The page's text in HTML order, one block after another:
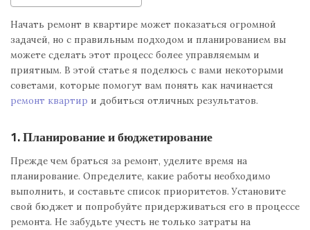
Начать ремонт в квартире может показаться огромной
задачей, но с правильным подходом и планированием вы
можете сделать этот процесс более управляемым и
приятным. В этой статье я поделюсь с вами некоторыми
советами, которые помогут вам понять как начинается
ремонт квартир и добиться отличных результатов.
1. Планирование и бюджетирование
Прежде чем браться за ремонт, уделите время на
планирование. Определите, какие работы необходимо
выполнить, и составьте список приоритетов. Установите
свой бюджет и попробуйте придерживаться его в процессе
ремонта. Не забудьте учесть не только затраты на